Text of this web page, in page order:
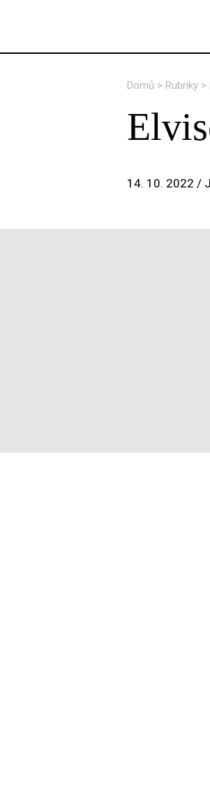
Domů > Rubriky >
14. 10. 2022 /